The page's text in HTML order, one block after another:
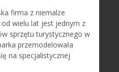
firma z niemalże
wielu lat jest jednym z
sprzętu turystycznego w
przemodelowała
na specjalistycznej